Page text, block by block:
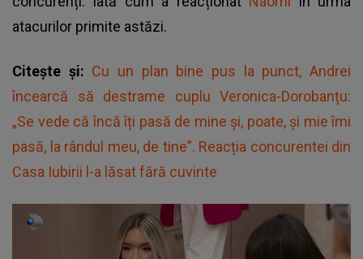
atacurilor primite astăzi.
Citește și: Cu un plan bine pus la punct, Andrei
încearcă să destrame cuplu Veronica-Dorobanțu:
„Se vede că încă îți pasă de mine și, poate, și mie îmi
pasă, la rândul meu, de tine”. Reacția concurentei din
Casa Iubirii l-a lăsat fără cuvinte